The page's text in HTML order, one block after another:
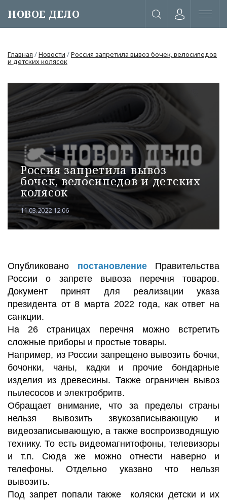
НОВОЕ ДЕЛО
или через соц. сети
Главная /Новости /Россия запретила вывоз бочек, велосипедов
и детских колясок
Россия запретила вывоз
бочек, велосипедов и детских
колясок
11.03.2022 12:06
Опубликовано постановление Правительства
России о запрете вывоза перечня товаров.
Документ принят для реализации указа
президента от 8 марта 2022 года, как ответ на
санкции.
На 26 страницах перечня можно встретить
сложные приборы и простые товары.
Например, из России запрещено вывозить бочки,
бочонки, чаны, кадки и прочие бондарные
изделия из древесины. Также ограничен вывоз
пылесосов и электробритв.
Обращает внимание, что за пределы страны
нельзя вывозить звукозаписывающую и
видеозаписывающую, а также воспроизводящую
технику. То есть видеомагнитофоны, телевизоры
и т.п. Сюда же можно отнести наверно и
телефоны. Отдельно указано что нельзя
вывозить.
Под запрет попали также коляски детски и их